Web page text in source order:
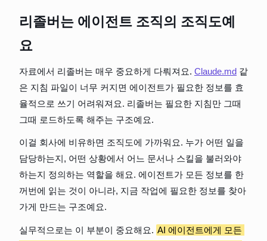
리졸버는 에이전트 조직의 조직도예
요
자료에서 리졸버는 매우 중요하게 다뤄져요. Claude.md 같
은 지침 파일이 너무 커지면 에이전트가 필요한 정보를 효
율적으로 쓰기 어려워져요. 리졸버는 필요한 지침만 그때
그때 로드하도록 해주는 구조예요.
이걸 회사에 비유하면 조직도에 가까워요. 누가 어떤 일을
담당하는지, 어떤 상황에서 어느 문서나 스킬을 불러와야
하는지 정의하는 역할을 해요. 에이전트가 모든 정보를 한
꺼번에 읽는 것이 아니라, 지금 작업에 필요한 정보를 찾아
가게 만드는 구조예요.
실무적으로는 이 부분이 중요해요. AI 에이전트에게 모든